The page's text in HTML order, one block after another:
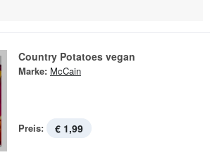
Country Potatoes vegan
Marke: McCain
Preis: € 1,99